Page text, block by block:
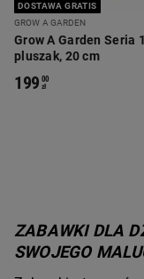
DOSTAWA GRATIS
GROW A GARDEN
Grow A Garden Seria
pluszak, 20 cm
199 00
zł
ZABAWKI DLA
SWOJEGO